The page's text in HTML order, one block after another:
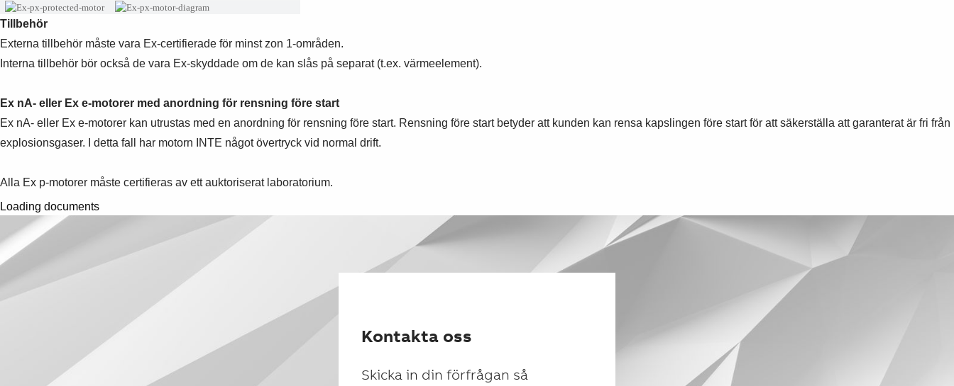
Tillbehör
Externa tillbehör måste vara Ex-certifierade för minst zon 1-områden.
Interna tillbehör bör också de vara Ex-skyddade om de kan slås på separat (t.ex. värmeelement).
Ex nA- eller Ex e-motorer med anordning för rensning före start
Ex nA- eller Ex e-motorer kan utrustas med en anordning för rensning före start. Rensning före start betyder att kunden kan rensa kapslingen före start för att säkerställa att garanterat är fri från
explosionsgaser. I detta fall har motorn INTE något övertryck vid normal drift.
Alla Ex p-motorer måste certifieras av ett auktoriserat laboratorium.
Loading documents
Kontakta oss
Skicka in din förfrågan så